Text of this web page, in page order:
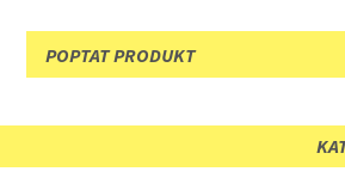
POPTAT PRODUKT